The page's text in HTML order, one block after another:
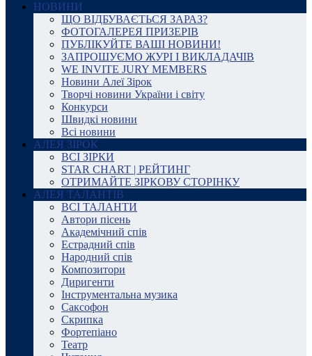
НОВИНИ
ЩО ВІДБУВАЄТЬСЯ ЗАРАЗ?
ФОТОГАЛЕРЕЯ ПРИЗЕРІВ
ПУБЛІКУЙТЕ ВАШІ НОВИНИ!
ЗАПРОШУЄМО ЖУРІ І ВИКЛАДАЧІВ
WE INVITE JURY MEMBERS
Новини Алеї Зірок
Творчі новини України і світу
Конкурси
Швидкі новини
Всі новини
АЛЕЯ ЗІРОК
ВСІ ЗІРКИ
STAR CHART | РЕЙТИНГ
ОТРИМАЙТЕ ЗІРКОВУ СТОРІНКУ
АЛЕЯ ТАЛАНТІВ
ВСІ ТАЛАНТИ
Автори пісень
Академічний спів
Естрадний спів
Народний спів
Композитори
Диригенти
Інструментальна музика
Саксофон
Скрипка
Фортепіано
Театр